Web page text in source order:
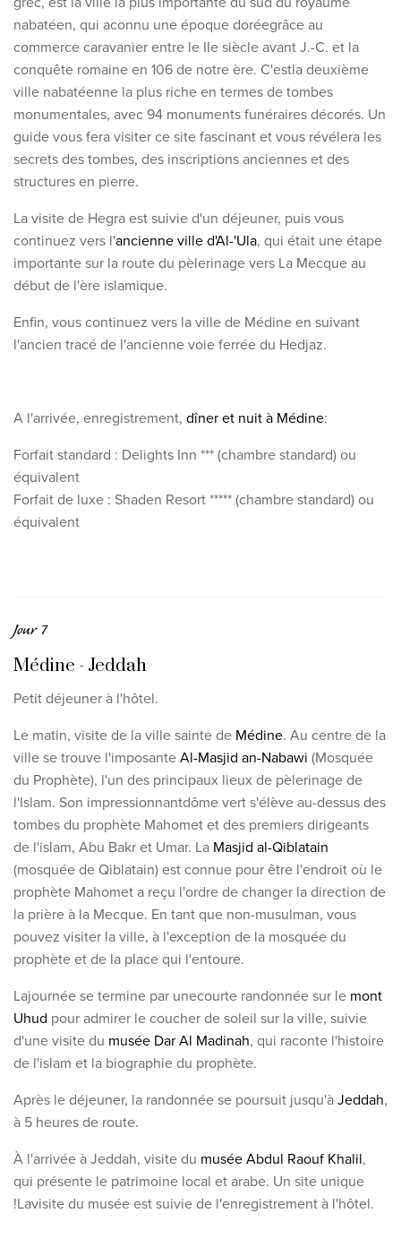
nabatéen, qui aconnu une époque doréegrâce au
commerce caravanier entre le IIesiècle avant J.-C. et la
conquête romaine en 106 de notre ère. C'estla deuxième
ville nabatéenne la plus riche en termes de tombes
monumentales, avec 94 monuments funéraires décorés. Un
guide vous fera visiter ce site fascinant et vous révélera les
secrets des tombes, des inscriptions anciennes et des
structures en pierre.
La visite de Hegra est suivie d'un déjeuner, puis vous
continuez vers l'ancienne ville d'Al-'Ula, qui était une étape
importantesur la route du pèlerinage vers La Mecqueau
début de l'ère islamique.
Enfin, vous continuez vers la ville de Médine en suivant
l'ancien tracé de l'ancienne voie ferrée du Hedjaz.
A l'arrivée, enregistrement, dîner et nuit à Médine:
Forfait standard : Delights Inn *** (chambre standard) ou
équivalent
Forfait de luxe : Shaden Resort ***** (chambre standard) ou
équivalent
Jour 7
Médine - Jeddah
Petit déjeuner à l'hôtel.
Le matin, visite de la ville sainte de Médine. Au centre de la
ville se trouve l'imposanteAl-Masjid an-Nabawi (Mosquée
du Prophète), l'un des principaux lieux de pèlerinage de
l'Islam. Son impressionnantdôme vert s'élève au-dessus des
tombes du prophète Mahomet et des premiers dirigeants
de l'islam, Abu Bakr et Umar. La Masjid al-Qiblatain
(mosquée de Qiblatain) est connue pour être l'endroit où le
prophète Mahomet a reçu l'ordre de changer la direction de
la prière à la Mecque. En tant que non-musulman, vous
pouvez visiter la ville, à l'exception de la mosquée du
prophète et de la place qui l'entoure.
Lajournée se termine par unecourte randonnée sur le mont
Uhud pour admirer le coucher de soleil sur la ville, suivie
d'une visite du musée Dar Al Madinah, qui raconte l'histoire
de l'islam et la biographie du prophète.
Après le déjeuner, la randonnée se poursuit jusqu'àJeddah,
à 5 heures de route.
À l'arrivée à Jeddah, visite du musée Abdul Raouf Khalil,
qui présente le patrimoine local et arabe. Un site unique
!Lavisite du musée est suivie de l'enregistrement à l'hôtel.